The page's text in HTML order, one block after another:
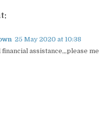
25 May 2020 at 10:38
financial assistance,,,please me